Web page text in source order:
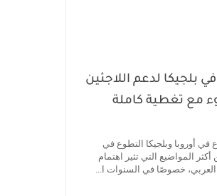
بلجيكا لدعم اللاجئين
مع تغطية كاملة
أوروبا وبلجيكا التطوع في
المواضيع التي تثير اهتمام
العربي، خصوصًا في السنوات ا...